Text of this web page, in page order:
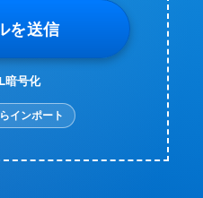
を送信
暗号化
インポート